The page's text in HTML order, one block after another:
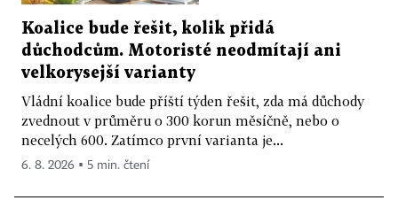
Koalice bude řešit, kolik přidá
důchodcům. Motoristé neodmítají ani
velkorysejší varianty
Vládní koalice bude příští týden řešit, zda má důchody
zvednout v průměru o 300 korun měsíčně, nebo o
necelých 600. Zatímco první varianta je...
6. 8. 2026 ▪ 5 min. čtení